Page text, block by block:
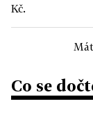
Kč.
Co se